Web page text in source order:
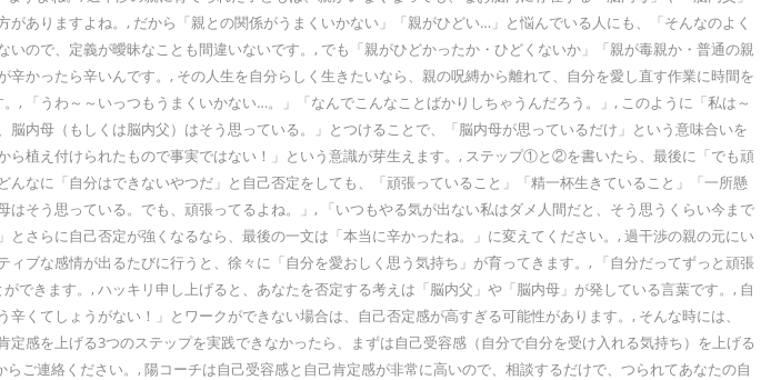
ありますよね。, だから「親との関係がうまくいかない」「親がひどい…」と悩んでいる人にも、「そんなのよく
ので、定義が曖昧なことも間違いないです。, でも「親がひどかったか・ひどくないか」「親が毒親か・普通の親
かったら辛いんです。, その人生を自分らしく生きたいなら、親の呪縛から離れて、自分を愛し直す作業に時間を
「うわ～～いっつもうまくいかない…。」「なんでこんなことばかりしちゃうんだろう。」, このように「私は～
内母（もしくは脳内父）はそう思っている。」とつけることで、「脳内母が思っているだけ」という意味合いを
植え付けられたもので事実ではない！」という意識が芽生えます。, ステップ①と②を書いたら、最後に「でも頑
なに「自分はできないやつだ」と自己否定をしても、「頑張っていること」「精一杯生きていること」「一所懸
そう思っている。でも、頑張ってるよね。」, 「いつもやる気が出ない私はダメ人間だと、そう思うくらい今まで
さらに自己否定が強くなるなら、最後の一文は「本当に辛かったね。」に変えてください。, 過干渉の親の元にい
な感情が出るたびに行うと、徐々に「自分を愛おしく思う気持ち」が育ってきます。, 「自分だってずっと頑張
きます。, ハッキリ申し上げると、あなたを否定する考えは「脳内父」や「脳内母」が発している言葉です。, 自
てしょうがない！」とワークができない場合は、自己否定感が高すぎる可能性があります。, そんな時には、
感を上げる3つのステップを実践できなかったら、まずは自己受容感（自分で自分を受け入れる気持ち）を上げる
ご連絡ください。, 陽コーチは自己受容感と自己肯定感が非常に高いので、相談するだけで、つられてあなたの自